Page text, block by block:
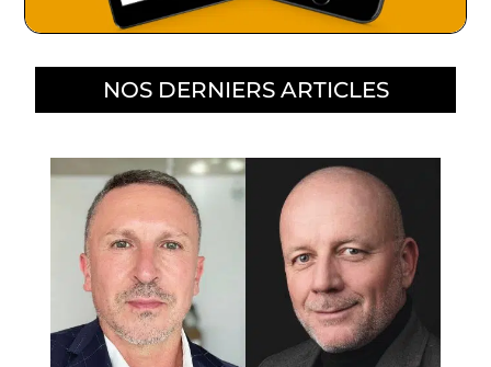
NOS DERNIERS ARTICLES